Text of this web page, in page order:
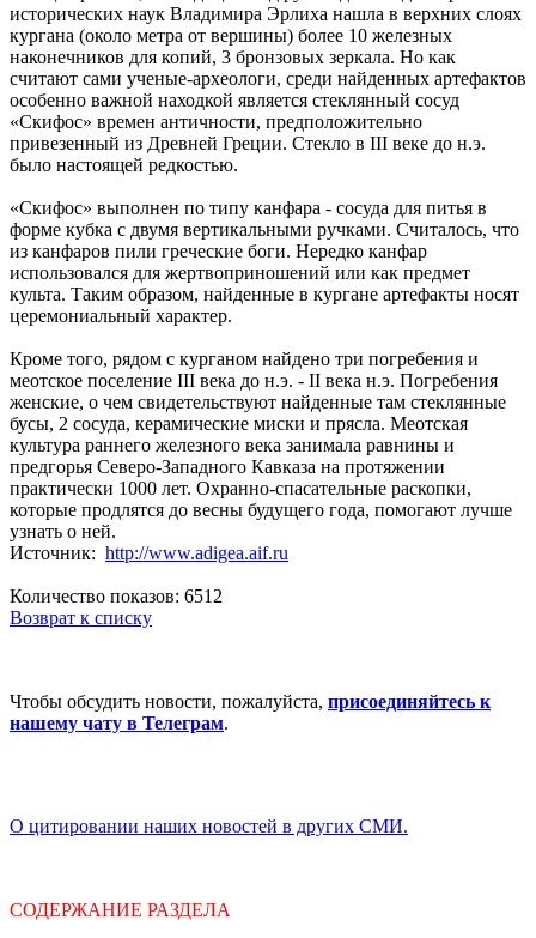
исторических наук Владимира Эрлиха нашла в верхних слоях
кургана (около метра от вершины) более 10 железных
наконечников для копий, 3 бронзовых зеркала. Но как
считают сами ученые-археологи, среди найденных артефактов
особенно важной находкой является стеклянный сосуд
«Скифос» времен античности, предположительно
привезенный из Древней Греции. Стекло в III веке до н.э.
было настоящей редкостью.
«Скифос» выполнен по типу канфара - сосуда для питья в
форме кубка с двумя вертикальными ручками. Считалось, что
из канфаров пили греческие боги. Нередко канфар
использовался для жертвоприношений или как предмет
культа. Таким образом, найденные в кургане артефакты носят
церемониальный характер.
Кроме того, рядом с курганом найдено три погребения и
меотское поселение III века до н.э. - II века н.э. Погребения
женские, о чем свидетельствуют найденные там стеклянные
бусы, 2 сосуда, керамические миски и прясла. Меотская
культура раннего железного века занимала равнины и
предгорья Северо-Западного Кавказа на протяжении
практически 1000 лет. Охранно-спасательные раскопки,
которые продлятся до весны будущего года, помогают лучше
узнать о ней.
Источник: http://www.adigea.aif.ru
Количество показов: 6512
Возврат к списку
Чтобы обсудить новости, пожалуйста, присоединяйтесь к
нашему чату в Телеграм.
О цитировании наших новостей в других СМИ.
СОДЕРЖАНИЕ РАЗДЕЛА